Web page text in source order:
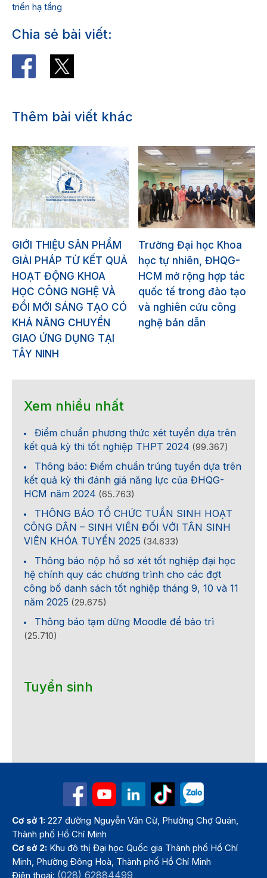
triển hạ tầng
Chia sẻ bài viết:
Thêm bài viết khác
GIỚI THIỆU SẢN PHẨM
GIẢI PHÁP TỪ KẾT QUẢ
HOẠT ĐỘNG KHOA
HỌC CÔNG NGHỆ VÀ
ĐỔI MỚI SÁNG TẠO CÓ
KHẢ NĂNG CHUYỂN
GIAO ỨNG DỤNG TẠI
TÂY NINH
Trường Đại học Khoa
học tự nhiên, ĐHQG-
HCM mở rộng hợp tác
quốc tế trong đào tạo
và nghiên cứu công
nghệ bán dẫn
Xem nhiều nhất
Điểm chuẩn phương thức xét tuyển dựa trên
kết quả kỳ thi tốt nghiệp THPT 2024 (99.367)
Thông báo: Điểm chuẩn trúng tuyển dựa trên
kết quả kỳ thi đánh giá năng lực của ĐHQG-
HCM năm 2024 (65.763)
THÔNG BÁO TỔ CHỨC TUẦN SINH HOẠT
CÔNG DÂN – SINH VIÊN ĐỐI VỚI TÂN SINH
VIÊN KHÓA TUYỂN 2025 (34.633)
Thông báo nộp hồ sơ xét tốt nghiệp đại học
hệ chính quy các chương trình cho các đợt
công bố danh sách tốt nghiệp tháng 9, 10 và 11
năm 2025 (29.675)
Thông báo tạm dừng Moodle để bảo trì
(25.710)
Tuyển sinh
Cơ sở 1: 227 đường Nguyễn Văn Cừ, Phường Chợ Quán,
Thành phố Hồ Chí Minh
Cơ sở 2: Khu đô thị Đại học Quốc gia Thành phố Hồ Chí
Minh, Phường Đông Hoà, Thành phố Hồ Chí Minh
Điện thoại: (028) 62884499